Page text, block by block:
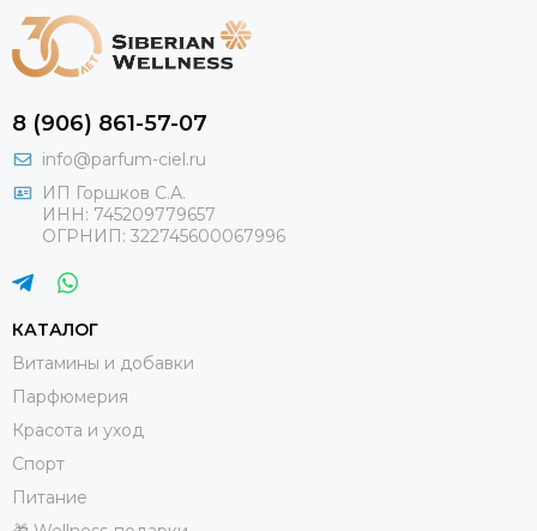
8 (906) 861-57-07
info@parfum-ciel.ru
ИП Горшков С.А.
ИНН: 745209779657
ОГРНИП: 322745600067996
КАТАЛОГ
Витамины и добавки
Парфюмерия
Красота и уход
Спорт
Питание